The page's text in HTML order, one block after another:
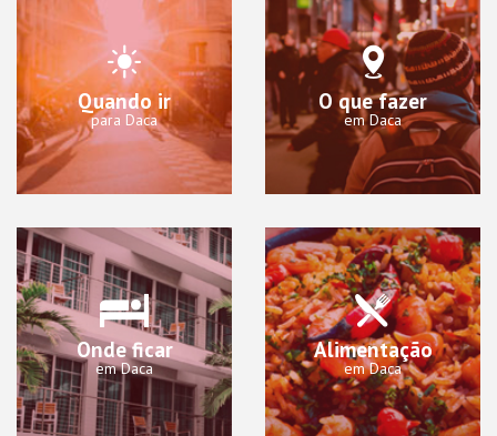
Quando ir
para Daca
O que fazer
em Daca
Onde ficar
em Daca
Alimentação
em Daca